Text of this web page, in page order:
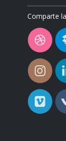
Comparte